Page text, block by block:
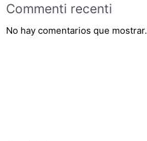
Commenti recenti
No hay comentarios que mostrar.